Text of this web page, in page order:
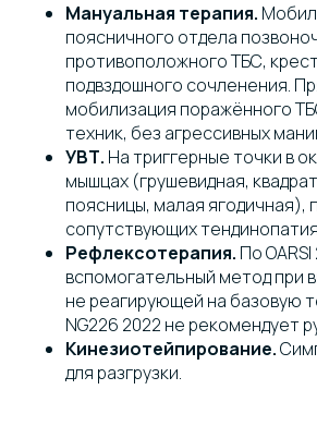
Мануальная терапия.
поясничного отдела
противоположного ТБС,
подвздошного сочленения.
мобилизация поражённого
техник, без агрессивных
УВТ. На триггерные точки в
мышцах (грушевидная,
поясницы, малая ягодичная),
сопутствующих
Рефлексотерапия. По
вспомогательный метод при
не реагирующей на базовую
NG226 2022 не рекомендует
Кинезиотейпирование.
для разгрузки.